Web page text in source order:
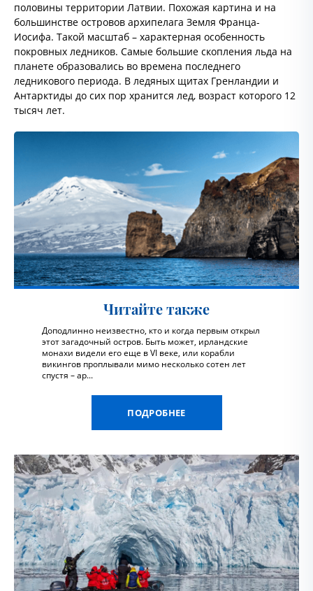
половины территории Латвии. Похожая картина и на
большинстве островов архипелага Земля Франца-
Иосифа. Такой масштаб – характерная особенность
покровных ледников. Самые большие скопления льда на
планете образовались во времена последнего
ледникового периода. В ледяных щитах Гренландии и
Антарктиды до сих пор хранится лед, возраст которого 12
тысяч лет.
Читайте также
Доподлинно неизвестно, кто и когда первым открыл
этот загадочный остров. Быть может, ирландские
монахи видели его еще в VI веке, или корабли
викингов проплывали мимо несколько сотен лет
спустя – ар...
ПОДРОБНЕЕ